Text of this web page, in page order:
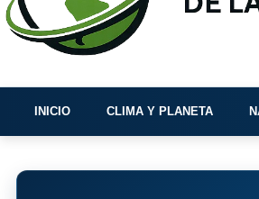
INICIO CLIMA Y PLANETA